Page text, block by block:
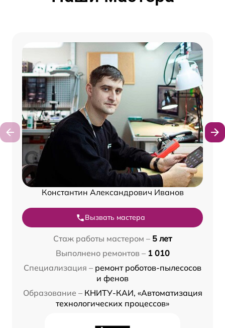
Константин Александрович Иванов
Вызвать мастера
Стаж работы мастером – 5 лет
Выполнено ремонтов – 1 010
Специализация – ремонт роботов-пылесосов
и фенов
Образование – КНИТУ-КАИ, «Автоматизация
технологических процессов»